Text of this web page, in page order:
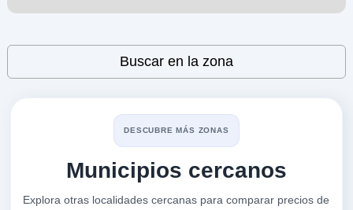
a 0.77 Km
VER PRECIOS
MADDALENA STEFANO
GENOVA,
Buscar en la zona
DESCUBRE MÁS ZONAS
Municipios cercanos
Explora otras localidades cercanas para comparar precios de